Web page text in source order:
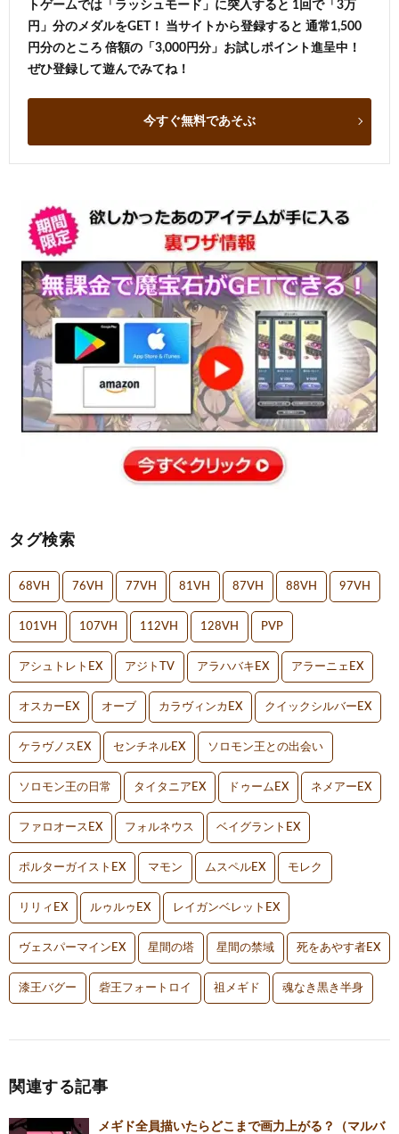
トゲームでは「ラッシュモード」に突入すると 1回で「3万
円」分のメダルをGET！ 当サイトから登録すると 通常1,500
円分のところ 倍額の「3,000円分」お試しポイント進呈中！
ぜひ登録して遊んでみてね！
今すぐ無料であそぶ
タグ検索
68VH 76VH 77VH 81VH 87VH 88VH 97VH
101VH 107VH 112VH 128VH PVP
アシュトレトEX アジトTV アラハバキEX アラーニェEX
オスカーEX オーブ カラヴィンカEX クイックシルバーEX
ケラヴノスEX センチネルEX ソロモン王との出会い
ソロモン王の日常 タイタニアEX ドゥームEX ネメアーEX
ファロオースEX フォルネウス ベイグラントEX
ポルターガイストEX マモン ムスペルEX モレク
リリィEX ルゥルゥEX レイガンベレットEX
ヴェスパーマインEX 星間の塔 星間の禁域 死をあやす者EX
漆王バグー 砦王フォートロイ 祖メギド 魂なき黒き半身
関連する記事
メギド全員描いたらどこまで画力上がる？（マルバ